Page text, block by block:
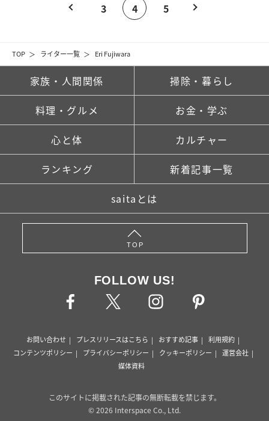
TOP ライター一覧 Eri Fujiwara
3 4 5
家族・人間関係 掃除・暮らし
料理・グルメ お金・学ぶ
心と体 カルチャー
ランキング 新着記事一覧
saitaとは
TOP
FOLLOW US!
お問い合わせ プレスリリースはこちら おすすめ記事
利用規約
コンテンツポリシー
プライバシーポリシー クッキーポリシー
運営会社
媒体資料
このサイトに掲載された記事の無断転載を禁じます。
© 2026 Interspace Co., Ltd.